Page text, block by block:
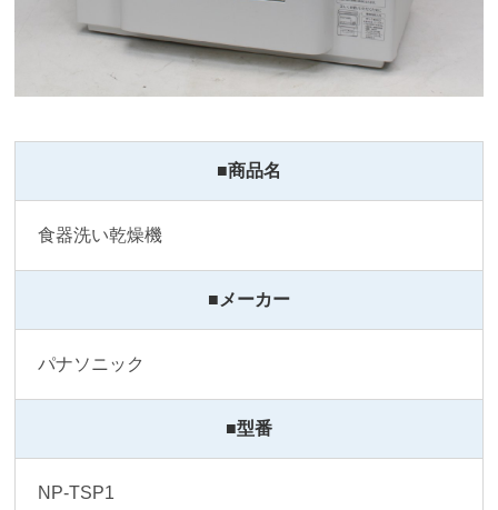
■商品名
食器洗い乾燥機
■メーカー
パナソニック
■型番
NP-TSP1